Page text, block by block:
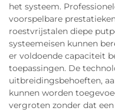
het systeem.
voorspelbare
roestvrijstalen diepe
systeemeisen kunnen
er voldoende capaciteit
toepassingen. De
uitbreidingsbehoeften,
kunnen worden
vergroten zonder dat